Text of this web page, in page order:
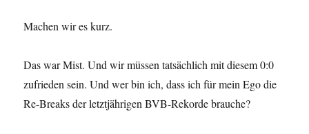
Machen wir es kurz.
Das war Mist. Und wir müssen tatsächlich mit diesem 0:0
zufrieden sein. Und wer bin ich, dass ich für mein Ego die
Re-Breaks der letztjährigen BVB-Rekorde brauche?